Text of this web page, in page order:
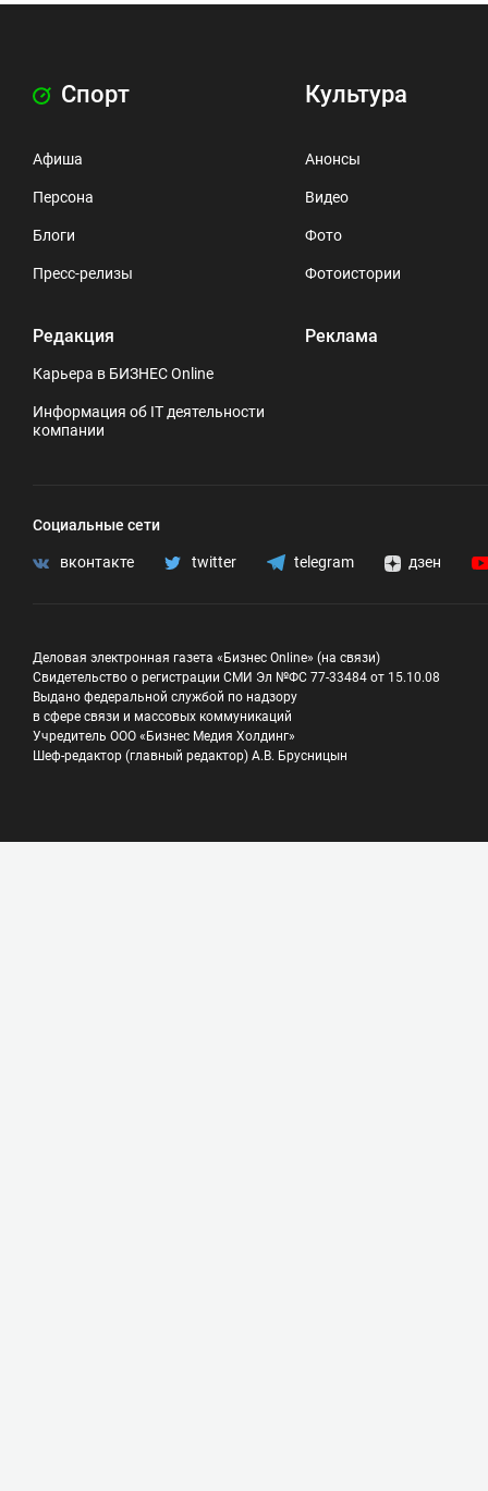
Спорт
Афиша
Персона
Блоги
Пресс-релизы
Редакция
Карьера в БИЗНЕС Online
Информация об IT деятельности
компании
Культура
Анонсы
Видео
Фото
Фотоистории
Реклама
Социальные сети
вконтакте twitter telegram дзен
Деловая электронная газета «Бизнес Online» (на связи)
Свидетельство о регистрации СМИ Эл №ФС 77-33484 от 15.10.08
Выдано федеральной службой по надзору
в сфере связи и массовых коммуникаций
Учредитель ООО «Бизнес Медия Холдинг»
Шеф-редактор (главный редактор) А.В. Брусницын